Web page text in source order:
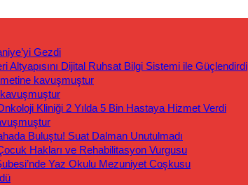
Gezdi
Altyapısını Dijital Ruhsat Bilgi Sistemi ile Güçlendirdi
kavuşmuştur
Kliniği 2 Yılda 5 Bin Hastaya Hizmet Verdi
Buluştu! Suat Dalman Unutulmadı
Hakları ve Rehabilitasyon Vurgusu
Yaz Okulu Mezuniyet Coşkusu